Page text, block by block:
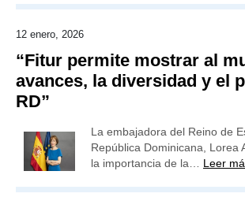
12 enero, 2026
“Fitur permite mostrar al
avances, la diversidad y el
RD”
La embajadora del Reino de
República Dominicana, Lorea
la importancia de la… Leer